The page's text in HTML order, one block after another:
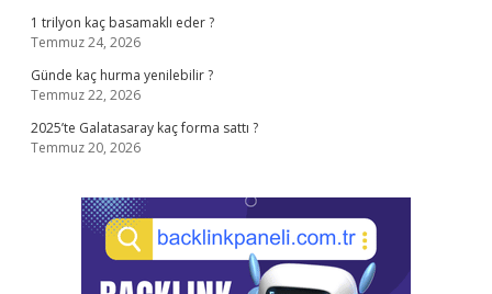
1 trilyon kaç basamaklı eder ?
Temmuz 24, 2026
Günde kaç hurma yenilebilir ?
Temmuz 22, 2026
2025’te Galatasaray kaç forma sattı ?
Temmuz 20, 2026